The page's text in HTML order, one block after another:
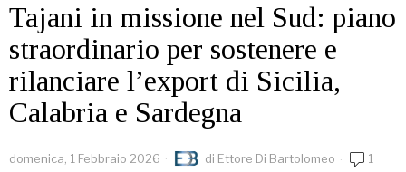
Tajani in missione nel Sud: piano
straordinario per sostenere e
rilanciare l’export di Sicilia,
Calabria e Sardegna
domenica, 1 Febbraio 2026 di Ettore Di Bartolomeo
1